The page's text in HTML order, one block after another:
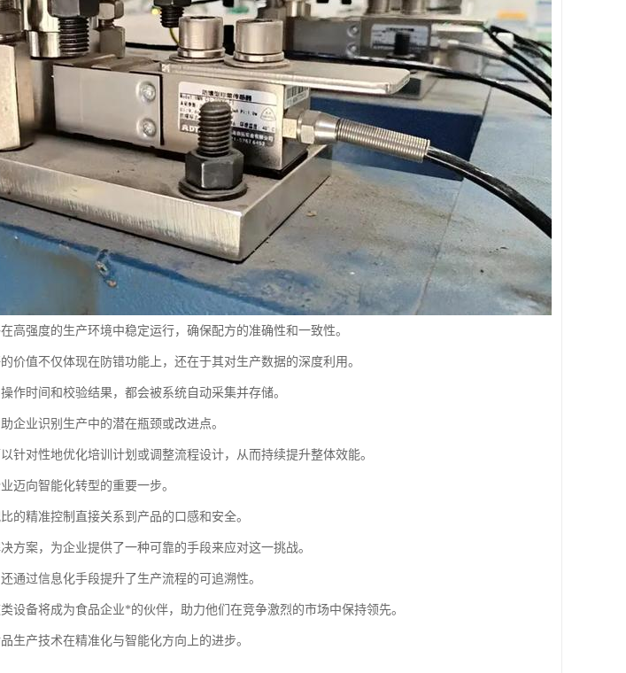
高强度的生产环境中稳定运行，确保配方的准确性和一致性。
价值不仅体现在防错功能上，还在于其对生产数据的深度利用。
作时间和校验结果，都会被系统自动采集并存储。
企业识别生产中的潜在瓶颈或改进点。
针对性地优化培训计划或调整流程设计，从而持续提升整体效能。
迈向智能化转型的重要一步。
的精准控制直接关系到产品的口感和安全。
方案，为企业提供了一种可靠的手段来应对这一挑战。
通过信息化手段提升了生产流程的可追溯性。
设备将成为食品企业*的伙伴，助力他们在竞争激烈的市场中保持领先。
生产技术在精准化与智能化方向上的进步。